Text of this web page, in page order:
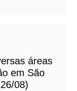
áreas
em São
08)